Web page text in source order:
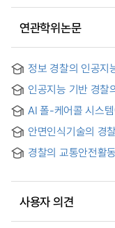
연관학위논문
정보 경찰의 인공지
Study on the
by Intelligence
인공지능 기반 경찰
국제경찰협력기구
AI 폴-케어콜 시스
사후모니터링을
carecall System
Abuse Police
안면인식기술의 경
경찰의 교통안전활
analysis
the police station
사용자 의견